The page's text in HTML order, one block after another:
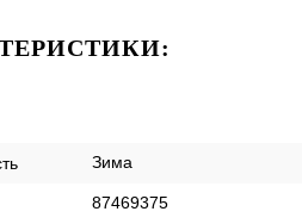
Зима
87469375